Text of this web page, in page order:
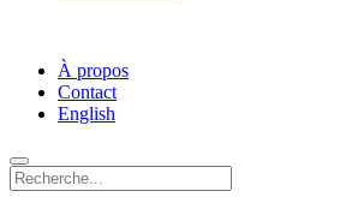
À propos
Contact
English